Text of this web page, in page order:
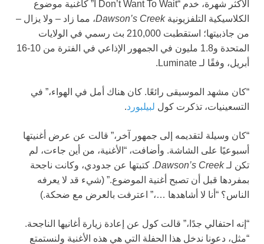
الأكثر شهرة، خدم “I Don’t Want To Wait” كأغنية موضوع
الكلاسيكية التلفزيونيةDawson’s Creek، مما زاد – ولا يزال –
من جاذبيتها؛ استقطبت 210,000 بث رسمي في الولايات
المتحدة و1.8 مليون في الجمهور الإذاعي في الفترة من 10-16
أبريل، وفقًا لـ Luminate.
“كان مشهد الموسيقى رائعًا. كان هناك أمل في الهواء،” في
التسعينيات، تذكرت كول لبيلبورد.
“كان وسيلة لتقديمه إلى جمهور آخر،” قالت عن عرض أغنيتها
أسبوعيًا على الشاشة. وأضافت، “الأغنية، من أين جاءت، لم
تكن لـDawson’s Creek. كتبتها عن جدودي، وكانت ناجحة
بمفردها قبل أن تصبح أغنية الموضوع.” (شيء قد لا يعرفه
الناس؟ “أنا لا أشاهدها …،” اعترفت بالعرض مع ضحكة.)
“إنه احتفالي جدًا،” قالت كول عن إعادة زيارة أغانيها الناجحة.
“مثل، دعونا ندخل هذا الحفلة التي هي هذه الأغنية ولنستمتع